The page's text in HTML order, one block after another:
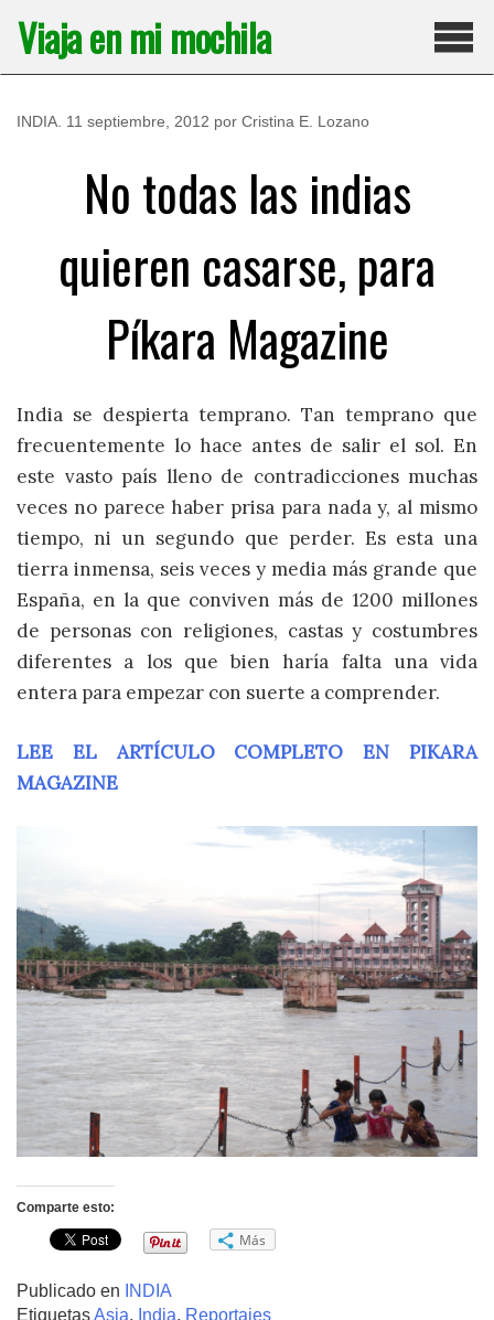
contenido
Viaja en mi mochila
INDIA 11 septiembre, 2012 por Cristina E. Lozano
No todas las indias
quieren casarse, para
Píkara Magazine
India se despierta temprano. Tan temprano que
frecuentemente lo hace antes de salir el sol. En
este vasto país lleno de contradicciones muchas
veces no parece haber prisa para nada y, al mismo
tiempo, ni un segundo que perder. Es esta una
tierra inmensa, seis veces y media más grande que
España, en la que conviven más de 1200 millones
de personas con religiones, castas y costumbres
diferentes a los que bien haría falta una vida
entera para empezar con suerte a comprender.
LEE EL ARTÍCULO COMPLETO EN
PIKARA
MAGAZINE
Comparte esto:
Más
Publicado en
INDIA
EtiquetasAsia, India, Reportajes